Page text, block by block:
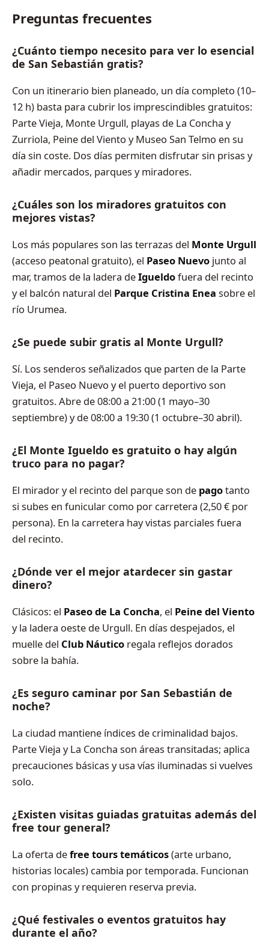
Preguntas frecuentes
¿Cuánto tiempo necesito para ver lo esencial
de San Sebastián gratis?
Con un itinerario bien planeado, un día completo (10–
12 h) basta para cubrir los imprescindibles gratuitos:
Parte Vieja, Monte Urgull, playas de La Concha y
Zurriola, Peine del Viento y Museo San Telmo en su
día sin coste. Dos días permiten disfrutar sin prisas y
añadir mercados, parques y miradores.
¿Cuáles son los miradores gratuitos con
mejores vistas?
Los más populares son las terrazas del Monte Urgull
(acceso peatonal gratuito), el Paseo Nuevo junto al
mar, tramos de la ladera deIgueldofuera del recinto
y el balcón natural del Parque Cristina Enea sobre el
río Urumea.
¿Se puede subir gratis al Monte Urgull?
Sí. Los senderos señalizados que parten de la Parte
Vieja, el Paseo Nuevo y el puerto deportivo son
gratuitos. Abre de 08:00 a 21:00 (1 mayo–30
septiembre) y de 08:00 a 19:30 (1 octubre–30 abril).
¿El Monte Igueldo es gratuito o hay algún
truco para no pagar?
El mirador y el recinto del parque son de pagotanto
si subes en funicular como por carretera (2,50 € por
persona). En la carretera hay vistas parciales fuera
del recinto.
¿Dónde ver el mejor atardecer sin gastar
dinero?
Clásicos: el Paseo de La Concha, el Peine del Viento
y la ladera oeste de Urgull. En días despejados, el
muelle del Club Náutico regala reflejos dorados
sobre la bahía.
¿Es seguro caminar por San Sebastián de
noche?
La ciudad mantiene índices de criminalidad bajos.
Parte Vieja y La Concha son áreas transitadas; aplica
precauciones básicas y usa vías iluminadas si vuelves
solo.
¿Existen visitas guiadas gratuitas además del
free tour general?
La oferta defree tours temáticos(arte urbano,
historias locales) cambia por temporada. Funcionan
con propinas y requieren reserva previa.
¿Qué festivales o eventos gratuitos hay
durante el año?